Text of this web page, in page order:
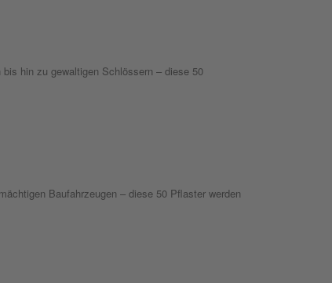
hin zu gewaltigen Schlössern – diese 50
Baufahrzeugen – diese 50 Pflaster werden